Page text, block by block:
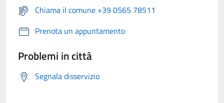
Chiama il comune +39 0565 78511
Prenota un appuntamento
Problemi in città
Segnala disservizio